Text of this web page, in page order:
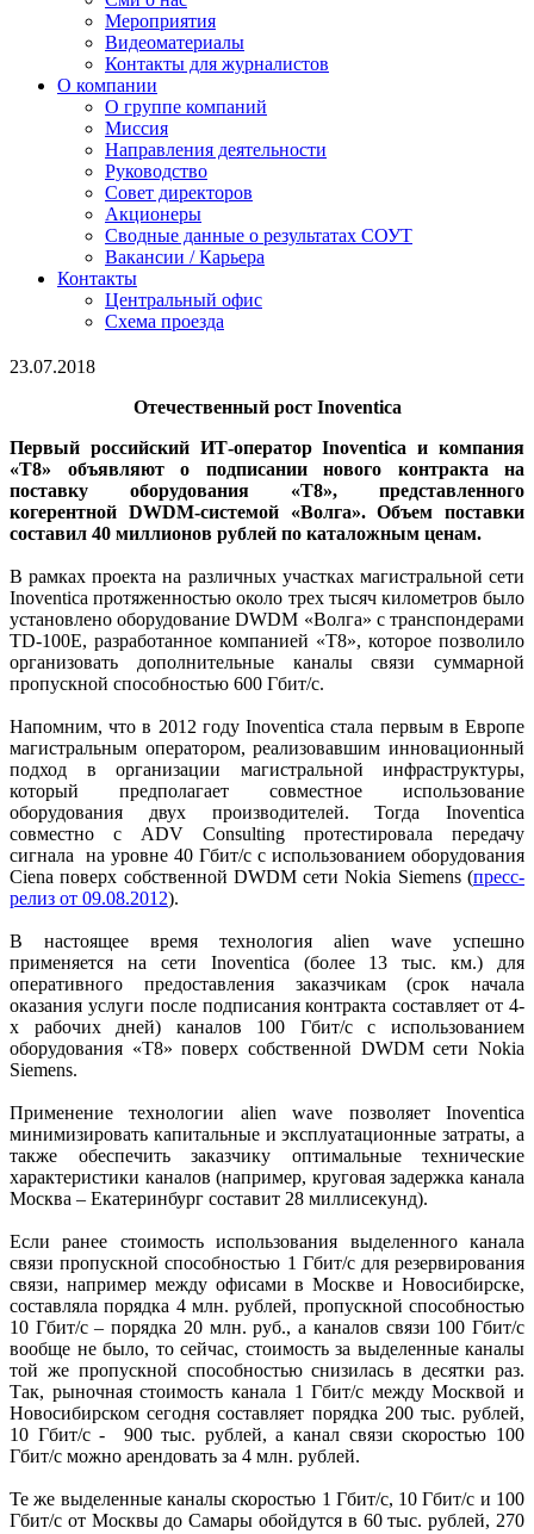
Мероприятия
Видеоматериалы
Контакты для журналистов
О компании
О группе компаний
Миссия
Направления деятельности
Руководство
Совет директоров
Акционеры
Сводные данные о результатах СОУТ
Вакансии / Карьера
Контакты
Центральный офис
Схема проезда
23.07.2018
Отечественный рост Inoventica
Первый российский ИТ-оператор Inoventica и компания
«Т8» объявляют о подписании нового контракта на
поставку оборудования «Т8», представленного
когерентной DWDM-системой «Волга». Объем поставки
составил 40 миллионов рублей по каталожным ценам.
В рамках проекта на различных участках магистральной сети
Inoventica протяженностью около трех тысяч километров было
установлено оборудование DWDM «Волга» с транспондерами
TD-100E, разработанное компанией «Т8», которое позволило
организовать дополнительные каналы связи суммарной
пропускной способностью 600 Гбит/с.
Напомним, что в 2012 году Inoventica стала первым в Европе
магистральным оператором, реализовавшим инновационный
подход в организации магистральной инфраструктуры,
который предполагает совместное использование
оборудования двух производителей. Тогда Inoventica
совместно с ADV Consulting протестировала передачу
сигнала на уровне 40 Гбит/с с использованием оборудования
Ciena поверх собственной DWDM сети Nokia Siemens (пресс-
релиз от 09.08.2012).
В настоящее время технология alien wave успешно
применяется на сети Inoventica (более 13 тыс. км.) для
оперативного предоставления заказчикам (срок начала
оказания услуги после подписания контракта составляет от 4-
х рабочих дней) каналов 100 Гбит/с с использованием
оборудования «Т8» поверх собственной DWDM сети Nokia
Siemens.
Применение технологии alien wave позволяет Inoventica
минимизировать капитальные и эксплуатационные затраты, а
также обеспечить заказчику оптимальные технические
характеристики каналов (например, круговая задержка канала
Москва – Екатеринбург составит 28 миллисекунд).
Если ранее стоимость использования выделенного канала
связи пропускной способностью 1 Гбит/с для резервирования
связи, например между офисами в Москве и Новосибирске,
составляла порядка 4 млн. рублей, пропускной способностью
10 Гбит/с – порядка 20 млн. руб., а каналов связи 100 Гбит/с
вообще не было, то сейчас, стоимость за выделенные каналы
той же пропускной способностью снизилась в десятки раз.
Так, рыночная стоимость канала 1 Гбит/с между Москвой и
Новосибирском сегодня составляет порядка 200 тыс. рублей,
10 Гбит/с - 900 тыс. рублей, а канал связи скоростью 100
Гбит/с можно арендовать за 4 млн. рублей.
Те же выделенные каналы скоростью 1 Гбит/с, 10 Гбит/с и 100
Гбит/с от Москвы до Самары обойдутся в 60 тыс. рублей, 270